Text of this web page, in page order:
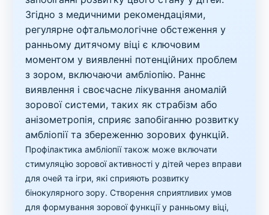
Згідно з медичними рекомендаціями,
регулярне офтальмологічне обстеження у
ранньому дитячому віці є ключовим
моментом у виявленні потенційних проблем
з зором, включаючи амбліопію. Раннє
виявлення і своєчасне лікування аномалій
зорової системи, таких як страбізм або
анізометропія, сприяє запобіганню розвитку
амбліопії та збереженню зорових функцій.
Профілактика амбліопії також може включати
стимуляцію зорової активності у дітей через вправи
для очей та ігри, які сприяють розвитку
бінокулярного зору. Створення сприятливих умов
для формування зорової функції у ранньому віці,